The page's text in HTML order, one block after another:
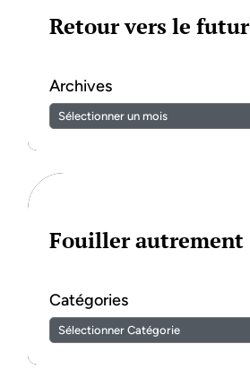
Retour vers le futur
Archives
Fouiller autrement
Catégories